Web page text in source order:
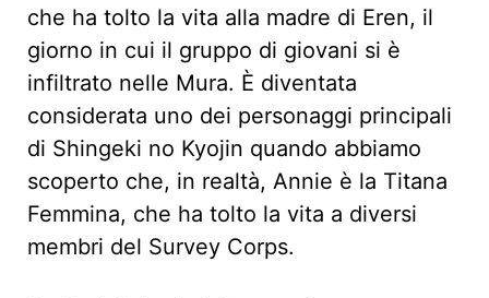
che ha tolto la vita alla madre di Eren, il
giorno in cui il gruppo di giovani si è
infiltrato nelle Mura. È diventata
considerata uno dei personaggi principali
di Shingeki no Kyojin quando abbiamo
scoperto che, in realtà, Annie è la Titana
Femmina, che ha tolto la vita a diversi
membri del Survey Corps.